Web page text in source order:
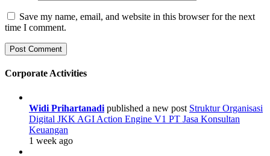
Save my name, email, and website in this browser for the next
time I comment.
Corporate Activities
Widi Prihartanadi published a new post Struktur Organisasi
Digital JKK AGI Action Engine V1 PT Jasa Konsultan
Keuangan
1 week ago